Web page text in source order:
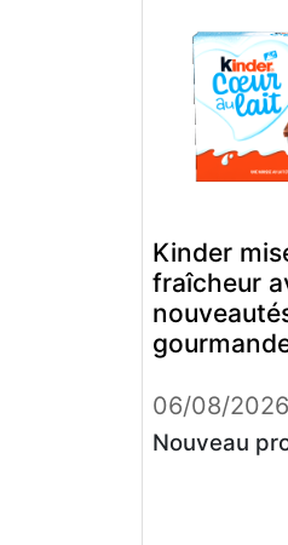
Kinder
fraîcheur
06/08/
Nouveau